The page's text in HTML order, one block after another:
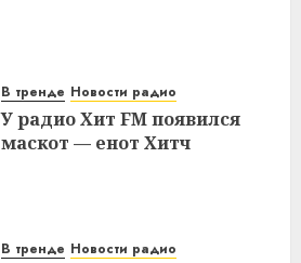
В тренде Новости радио
У радио Хит FM появился
маскот — енот Хитч
В тренде Новости радио